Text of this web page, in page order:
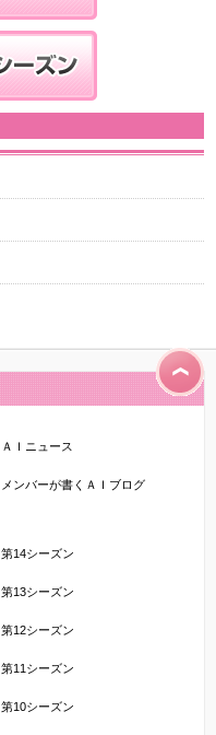
ＡＩニュース
メンバーが書くＡＩブログ
第14シーズン
第13シーズン
第12シーズン
第11シーズン
第10シーズン